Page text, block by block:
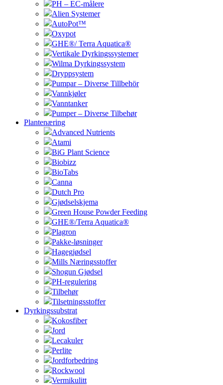
PH – EC-målere
Alien Systemer
AutoPot™
Oxypot
GHE®/ Terra Aquatica®
Vertikale Dyrkingssystemer
Wilma Dyrkingssystem
Dryppsystem
Pumpar – Diverse Tillbehör
Vannkjøler
Vanntanker
Pumper – Diverse Tilbehør
Plantenæring
Advanced Nutrients
Atami
BiG Plant Science
Biobizz
BioTabs
Canna
Dutch Pro
Gjødselskjema
Green House Powder Feeding
GHE®/Terra Aquatica®
Plagron
Pakke-løsninger
Hagegjødsel
Mills Næringsstoffer
Shogun Gjødsel
PH-regulering
Tilbehør
Tilsetningsstoffer
Dyrkingssubstrat
Kokosfiber
Jord
Lecakuler
Perlite
Jordforbedring
Rockwool
Vermikulitt